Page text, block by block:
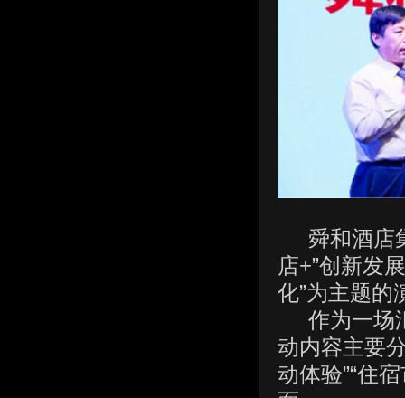
舜和酒店
店+”创新发
化”为主题的
作为一场
动内容主要
动体验”“住